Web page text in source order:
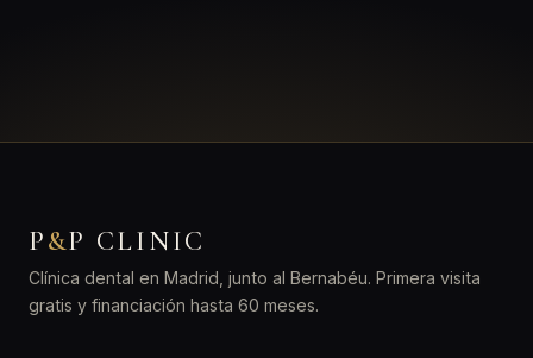
P&P CLINIC
Clínica dental en Madrid, junto al Bernabéu. Primera visita
gratis y financiación hasta 60 meses.